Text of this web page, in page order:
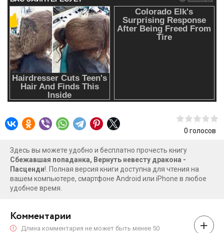
0 голосов
Здесь вы можете удобно и бесплатно прочесть книгу
Сбежавшая попаданка, Вернуть невесту дракона -
Пасценди!. Полная версия книги доступна для чтения на
вашем компьютере, смартфоне Android или iPhone в любое
удобное время.
Комментарии
Длина комментария не может быть менее 50